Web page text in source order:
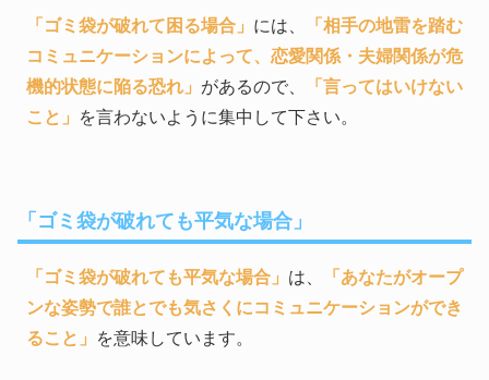
「ゴミ袋が破れて困る場合」 には、
「相手の地雷を踏む
コミュニケーションによって、恋愛関係・夫婦関係が危
機的状態に陥る恐れ」 があるので、
「言ってはいけない
こと」
を言わないように集中して下さい。
「ゴミ袋が破れても平気な場合」
「ゴミ袋が破れても平気な場合」 は、
「あなたがオープ
ンな姿勢で誰とでも気さくにコミュニケーションができ
ること」
を意味しています。